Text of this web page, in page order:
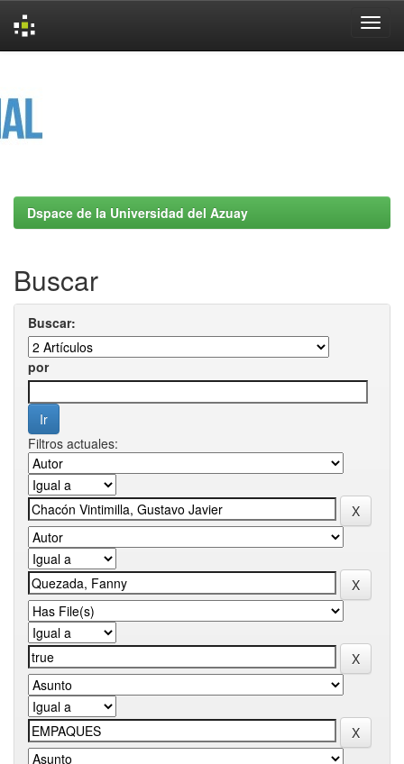
Dspace de la Universidad del Azuay
Buscar
Buscar:
por
Filtros actuales: